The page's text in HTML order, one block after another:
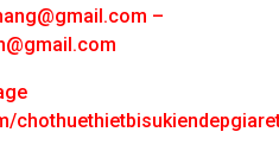
–